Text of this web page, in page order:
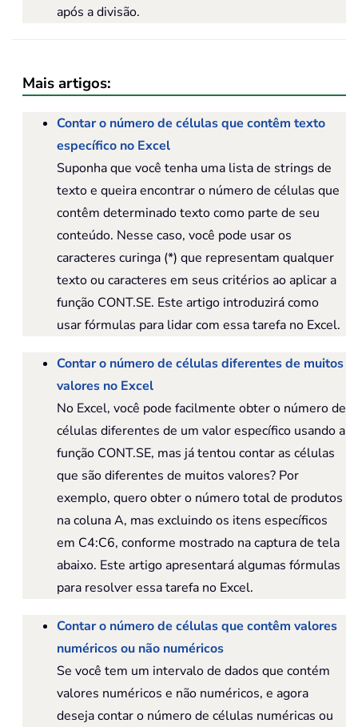
após a divisão.
Mais artigos:
Contar o número de células que contêm texto
específico no Excel
Suponha que você tenha uma lista de strings de
texto e queira encontrar o número de células que
contêm determinado texto como parte de seu
conteúdo. Nesse caso, você pode usar os
caracteres curinga (*) que representam qualquer
texto ou caracteres em seus critérios ao aplicar a
função CONT.SE. Este artigo introduzirá como
usar fórmulas para lidar com essa tarefa no Excel.
Contar o número de células diferentes de muitos
valores no Excel
No Excel, você pode facilmente obter o número de
células diferentes de um valor específico usando a
função CONT.SE, mas já tentou contar as células
que são diferentes de muitos valores? Por
exemplo, quero obter o número total de produtos
na coluna A, mas excluindo os itens específicos
em C4:C6, conforme mostrado na captura de tela
abaixo. Este artigo apresentará algumas fórmulas
para resolver essa tarefa no Excel.
Contar o número de células que contêm valores
numéricos ou não numéricos
Se você tem um intervalo de dados que contém
valores numéricos e não numéricos, e agora
deseja contar o número de células numéricas ou